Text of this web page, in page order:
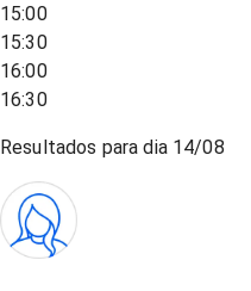
15:00
15:30
16:00
16:30
Resultados para dia 14/08